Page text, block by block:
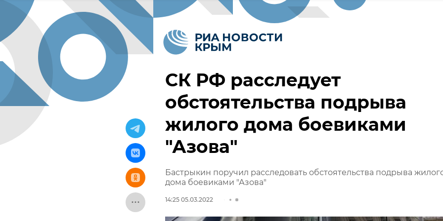
СК РФ расследует
обстоятельства подрыва
жилого дома боевиками
"Азова"
Бастрыкин поручил расследовать обстоятельства подрыва
дома боевиками "Азова"
14:25 05.03.2022